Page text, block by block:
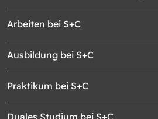
Arbeiten bei S+C
Ausbildung bei S+C
Praktikum bei S+C